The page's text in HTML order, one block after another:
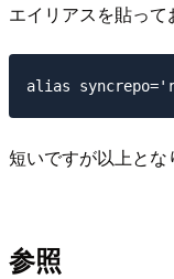
エイリアスを貼って
短いですが以上とな
参照